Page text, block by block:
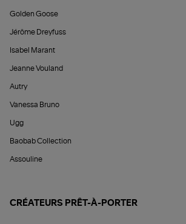
Golden Goose
Jérôme Dreyfuss
Isabel Marant
Jeanne Vouland
Autry
Vanessa Bruno
Ugg
Baobab Collection
Assouline
CRÉATEURS PRÊT-À-PORTER